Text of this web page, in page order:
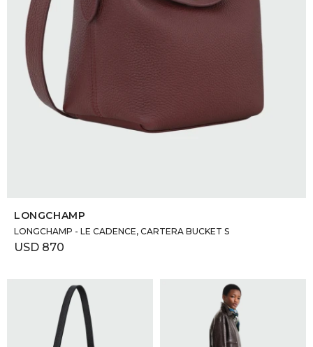
LONGCHAMP
LONGCHAMP - LE CADENCE, CARTERA BUCKET S
USD 870